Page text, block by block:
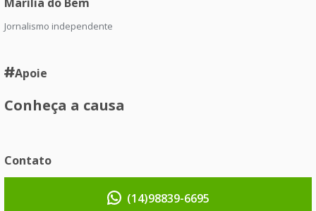
Jornalismo independente
Apoie
Conheça a causa
Contato
(14)98839-6695